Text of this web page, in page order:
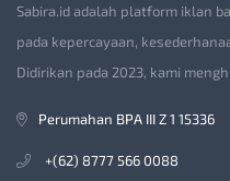
Sabira.id adalah platform iklan
pada kepercayaan,
Didirikan pada 2023, kami
Perumahan BPA III Z 1 15336
+(62) 8777 566 0088